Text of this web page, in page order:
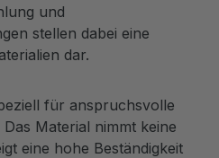
und
stellen dabei eine
dar.
für anspruchsvolle
Material nimmt keine
eine hohe Beständigkeit